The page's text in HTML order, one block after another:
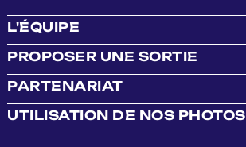
L'ÉQUIPE
PROPOSER UNE SORTIE
PARTENARIAT
UTILISATION DE NOS PHOTOS